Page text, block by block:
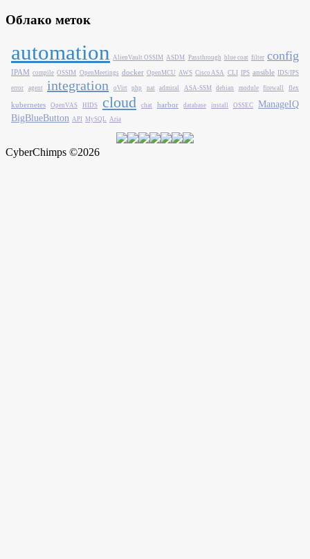
Облако меток
automation AlienVault OSSIM ASDM Passthrough blue coat filter config
IPAM compile OSSIM OpenMeetings docker OpenMCU AWS Cisco ASA CLI IPS ansible IDS/IPS
error agent integration oVirt php nat admiral ASA-SSM debian module firewall flex
kubernetes OpenVAS HIDS cloud chat harbor database install OSSEC
ManageIQ
BigBlueButton API MySQL Aria
CyberChimps ©2026